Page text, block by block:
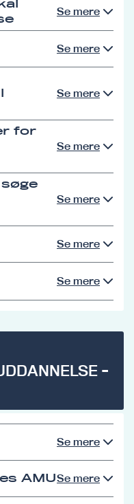
Se mere
Se mere
Se mere
for
Se mere
Se mere
Se mere
Se mere
-
Se mere
AMUSe mere